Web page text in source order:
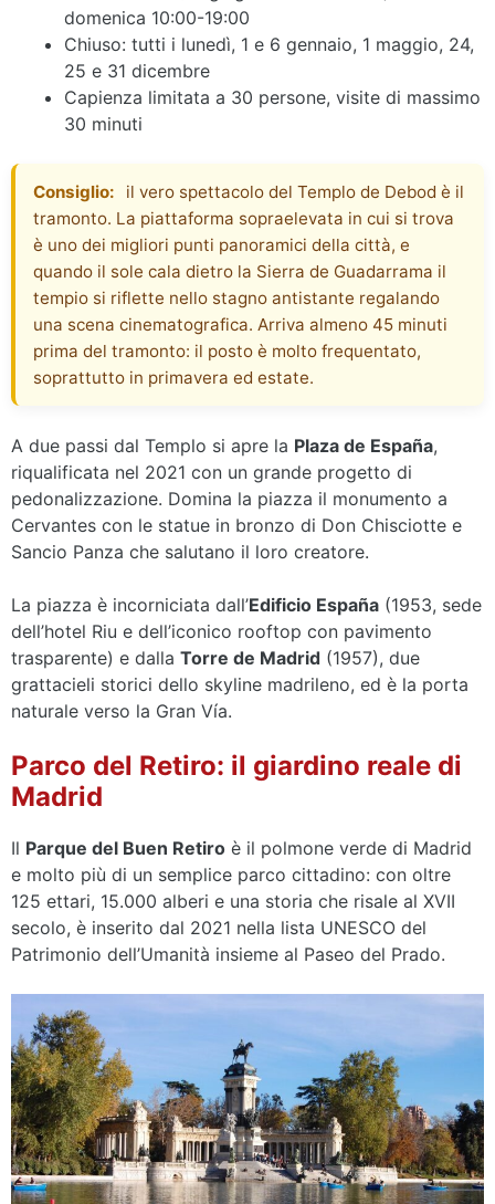
domenica 10:00-19:00
Chiuso: tutti i lunedì, 1 e 6 gennaio, 1 maggio, 24,
25 e 31 dicembre
Capienza limitata a 30 persone, visite di massimo
30 minuti
Consiglio:
il vero spettacolo del Templo de Debod è il
tramonto. La piattaforma sopraelevata in cui si trova
è uno dei migliori punti panoramici della città, e
quando il sole cala dietro la Sierra de Guadarrama il
tempio si riflette nello stagno antistante regalando
una scena cinematografica. Arriva almeno 45 minuti
prima del tramonto: il posto è molto frequentato,
soprattutto in primavera ed estate.
A due passi dal Templo si apre la Plaza de España,
riqualificata nel 2021 con un grande progetto di
pedonalizzazione. Domina la piazza il monumento a
Cervantes con le statue in bronzo di Don Chisciotte e
Sancio Panza che salutano il loro creatore.
La piazza è incorniciata dall’Edificio España (1953, sede
dell’hotel Riu e dell’iconico rooftop con pavimento
trasparente) e dalla Torre de Madrid (1957), due
grattacieli storici dello skyline madrileno, ed è la porta
naturale verso la Gran Vía.
Parco del Retiro: il giardino reale di
Madrid
Il Parque del Buen Retiro è il polmone verde di Madrid
e molto più di un semplice parco cittadino: con oltre
125 ettari, 15.000 alberi e una storia che risale al XVII
secolo, è inserito dal 2021 nella lista UNESCO del
Patrimonio dell’Umanità insieme al Paseo del Prado.